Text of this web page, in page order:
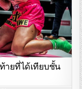
ายที่ได้เทียบชั้น